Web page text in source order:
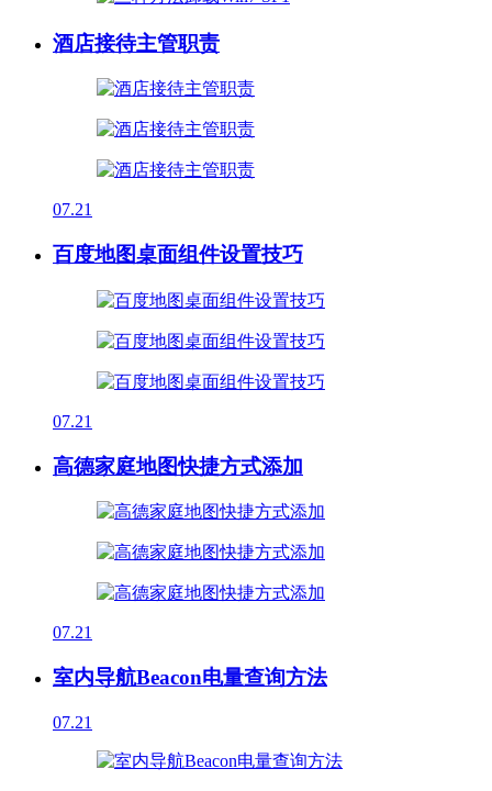
酒店接待主管职责
07.21
百度地图桌面组件设置技巧
07.21
高德家庭地图快捷方式添加
07.21
室内导航Beacon电量查询方法
07.21